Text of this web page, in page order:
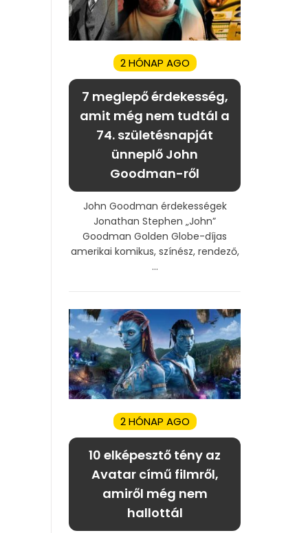
2 HÓNAP AGO
7 meglepő érdekesség,
amit még nem tudtál a
74. születésnapját
ünneplő John
Goodman-ről
John Goodman érdekességek
Jonathan Stephen „John”
Goodman Golden Globe-díjas
amerikai komikus, színész, rendező,
...
2 HÓNAP AGO
10 elképesztő tény az
Avatar című filmről,
amiről még nem
hallottál